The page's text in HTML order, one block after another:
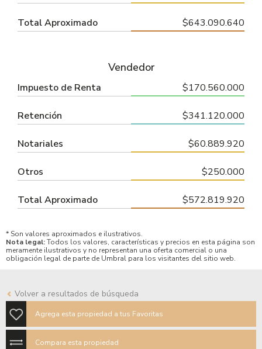
Total Aproximado $643.090.640
Vendedor
Impuesto de Renta $170.560.000
Retención $341.120.000
Notariales $60.889.920
Otros $250.000
Total Aproximado $572.819.920
* Son valores aproximados e ilustrativos.
Nota legal:Todos los valores, características y precios en esta página son
meramente ilustrativos y no representan una oferta comercial o una
obligación legal de parte de Umbral para los visitantes del sitio web.
Volver a resultados de búsqueda
Agrega esta propiedad a tus Favoritas
Compara esta propiedad